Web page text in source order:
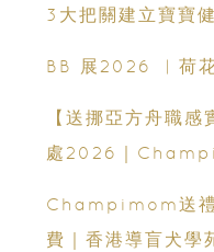
3大把關建立寶寶
BB 展2026 ︳荷
【送挪亞方舟職
處2026｜
Champimom送禮
費｜香港導盲犬學